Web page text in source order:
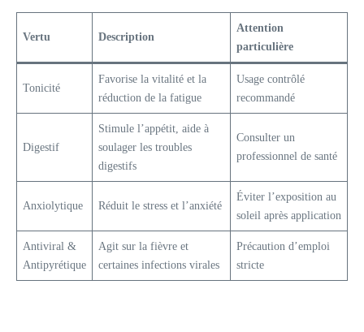
Vertu Description
Attention
particulière
Tonicité
Favorise la vitalité et la
réduction de la fatigue
Usage contrôlé
recommandé
Digestif
Stimule l’appétit, aide à
soulager les troubles
digestifs
Consulter un
professionnel de santé
Anxiolytique Réduit le stress et l’anxiété
Éviter l’exposition au
soleil après application
Antiviral &
Antipyrétique
Agit sur la fièvre et
certaines infections virales
Précaution d’emploi
stricte